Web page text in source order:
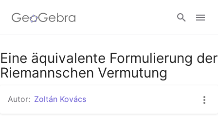
Google Classroom
Eine äquivalente Formulierung der
Riemannschen Vermutung
Autor: Zoltán Kovács